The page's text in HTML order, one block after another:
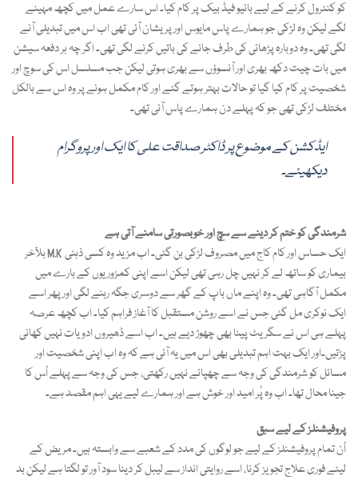
کو کنٹرول کرنے کے لیے بائیو فیڈ بیک پر کام کیا۔ اس سارے عمل میں کچھ مہینے
لگے لیکن وہ لڑکی جو ہمارے پاس مایوس اور پریشان آئی تھی اب اس میں تبدیلی آنے
لگی تھی۔ وہ دوبارہ پڑھائی کی طرف جانے کی باتیں کرنے لگی تھی۔ اگر چہ ہر دفعہ سیشن
میں بات چیت دکھ بھری اور آنسوؤں سے بھری ہوتی لیکن جب مسلسل اس کی سوچ اور
شخصیت پر کام کیا گیا تو حالات بہتر ہوتے گئے اور کام مکمل ہونے پر وہ اس سے بالکل
مختلف لڑکی تھی جو کہ پہلے دن ہمارے پاس آئی تھی۔
ایڈکشن کے موضوع پر ڈاکٹر صداقت علی کا ایک اور پروگرام
دیکھیئے۔
شرمندگی کو ختم کر دینے سے سچ اور خوبصورتی سامنے آتی ہے
بلآخر M.K ایک حساس اور کام کاج میں مصروف لڑکی بن گئی۔ اب مزید وہ کسی ذہنی
بیماری کو ساتھ لے کر نہیں چل رہی تھی لیکن اسے اپنی کمزوریوں کے بارے میں
مکمل آگاہی تھی۔ وہ اپنے ماں باپ کے گھر سے دوسری جگہ رہنے لگی اور پھر اسے
ایک نوکری مل گئی جس نے اسے روشن مستقبل کا آغاز فراہم کیا۔ اب کچھ عرصہ
پہلے ہی اس نے سگریٹ پینا بھی چھوڑ دیے ہیں۔ اب اسے ڈھیروں ادویات نہیں کھانی
پڑتیں۔اور ایک بہت اہم تبدیلی بھی اس میں یہ آئی ہے کہ وہ اب اپنی شخصیت اور
مسائل کو شرمندگی کی وجہ سے چھپائے نہیں رکھتی، جس کی وجہ سے پہلے اُس کا
جینا محال تھا۔ اب وہ پُر امید اور خوش ہے اور ہمارے لیے یہی اہم مقصد ہے۔
پروفیشنلز کے لیے سبق
اُن تمام پروفیشنلز کے لیے جو لوگوں کی مدد کے شعبے سے وابستہ ہیں۔ مریض کے
لیئے فوری علاج تجویز کرنا، اسے روایتی انداز سے لیبل کر دینا سود آور تو لگتا ہے لیکن بد